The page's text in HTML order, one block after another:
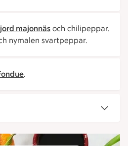
majonnäs och chilipeppar.
nymalen svartpeppar.
.